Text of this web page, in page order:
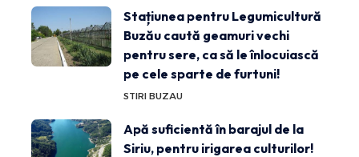
Stațiunea pentru Legumicultură
Buzău caută geamuri vechi
pentru sere, ca să le înlocuiască
pe cele sparte de furtuni!
STIRI BUZAU
Apă suficientă în barajul de la
Siriu, pentru irigarea culturilor!